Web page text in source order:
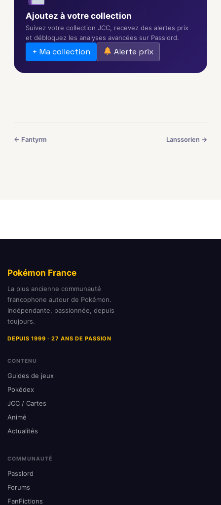
Ajoutez à votre collection
Suivez votre collection JCC, recevez des alertes prix
et débloquez les analyses avancées sur Passlord.
+ Ma collection Alerte prix
← Fantyrm Lanssorien →
Pokémon France
La plus ancienne communauté
francophone autour de Pokémon.
Indépendante, passionnée, depuis
toujours.
DEPUIS 1999 · 27 ANS DE PASSION
CONTENU
Guides de jeux
Pokédex
JCC / Cartes
Animé
Actualités
COMMUNAUTÉ
Passlord
Forums
FanFictions